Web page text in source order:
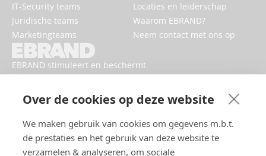
Over de cookies op deze website
We maken gebruik van cookies om gegevens m.b.t.
de prestaties en het gebruik van deze website te
verzamelen & analyseren, om sociale
EBRAND stimuleert en beschermt
reputaties en verbetert de online
aanwezigheid van merken.
IT-Security teams
Juridische teams
Marketingteams
Locaties en leiderschap
Waarom EBRAND?
Neem contact met ons op